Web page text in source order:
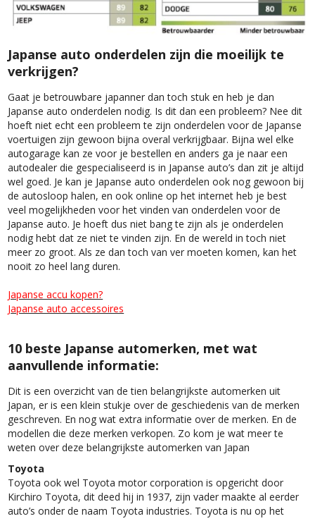
Japanse auto onderdelen zijn die moeilijk te
verkrijgen?
Gaat je betrouwbare japanner dan toch stuk en heb je dan
Japanse auto onderdelen nodig. Is dit dan een probleem? Nee dit
hoeft niet echt een probleem te zijn onderdelen voor de Japanse
voertuigen zijn gewoon bijna overal verkrijgbaar. Bijna wel elke
autogarage kan ze voor je bestellen en anders ga je naar een
autodealer die gespecialiseerd is in Japanse auto’s dan zit je altijd
wel goed. Je kan je Japanse auto onderdelen ook nog gewoon bij
de autosloop halen, en ook online op het internet heb je best
veel mogelijkheden voor het vinden van onderdelen voor de
Japanse auto. Je hoeft dus niet bang te zijn als je onderdelen
nodig hebt dat ze niet te vinden zijn. En de wereld in toch niet
meer zo groot. Als ze dan toch van ver moeten komen, kan het
nooit zo heel lang duren.
Japanse accu kopen?
Japanse auto accessoires
10 beste Japanse automerken, met wat
aanvullende informatie:
Dit is een overzicht van de tien belangrijkste automerken uit
Japan, er is een klein stukje over de geschiedenis van de merken
geschreven. En nog wat extra informatie over de merken. En de
modellen die deze merken verkopen. Zo kom je wat meer te
weten over deze belangrijkste automerken van Japan
Toyota
Toyota ook wel Toyota motor corporation is opgericht door
Kirchiro Toyota, dit deed hij in 1937, zijn vader maakte al eerder
auto’s onder de naam Toyota industries. Toyota is nu op het